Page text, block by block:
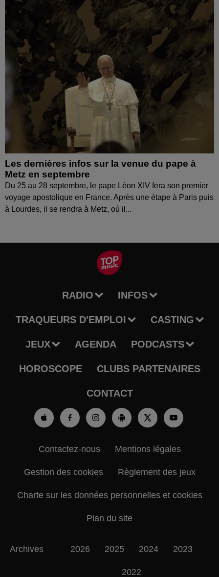
Les dernières infos sur la venue du pape à
Metz en septembre
Du 25 au 28 septembre, le pape Léon XIV fera son premier
voyage apostolique en France. Après une étape à Paris puis
à Lourdes, il se rendra à Metz, où il...
RADIO INFOS
TRAQUEURS D'EMPLOI CASTING
JEUX AGENDA PODCASTS
HOROSCOPE CLUBS PARTENAIRES
CONTACT
Contactez-nous Mentions légales
Gestion des cookies Règlement des jeux
Charte sur les données personnelles et cookies
Plan du site
Archives 2026 2025 2024 2023
2022